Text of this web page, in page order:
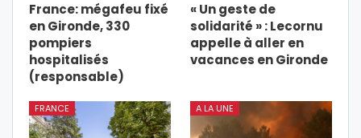
France: mégafeu fixé
en Gironde, 330
pompiers
hospitalisés
(responsable)
« Un geste de
solidarité » : Lecornu
appelle à aller en
vacances en Gironde
FRANCE A LA UNE